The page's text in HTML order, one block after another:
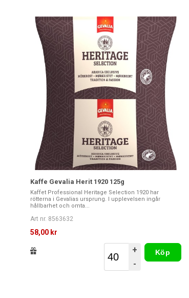
Kaffe Gevalia Herit 1920 125g
Kaffet Professional Heritage Selection 1920 har
rötterna i Gevalias ursprung. I upplevelsen ingår
hållbarhet och omta...
Art nr. 8563632
58,00 kr
+
-
Köp